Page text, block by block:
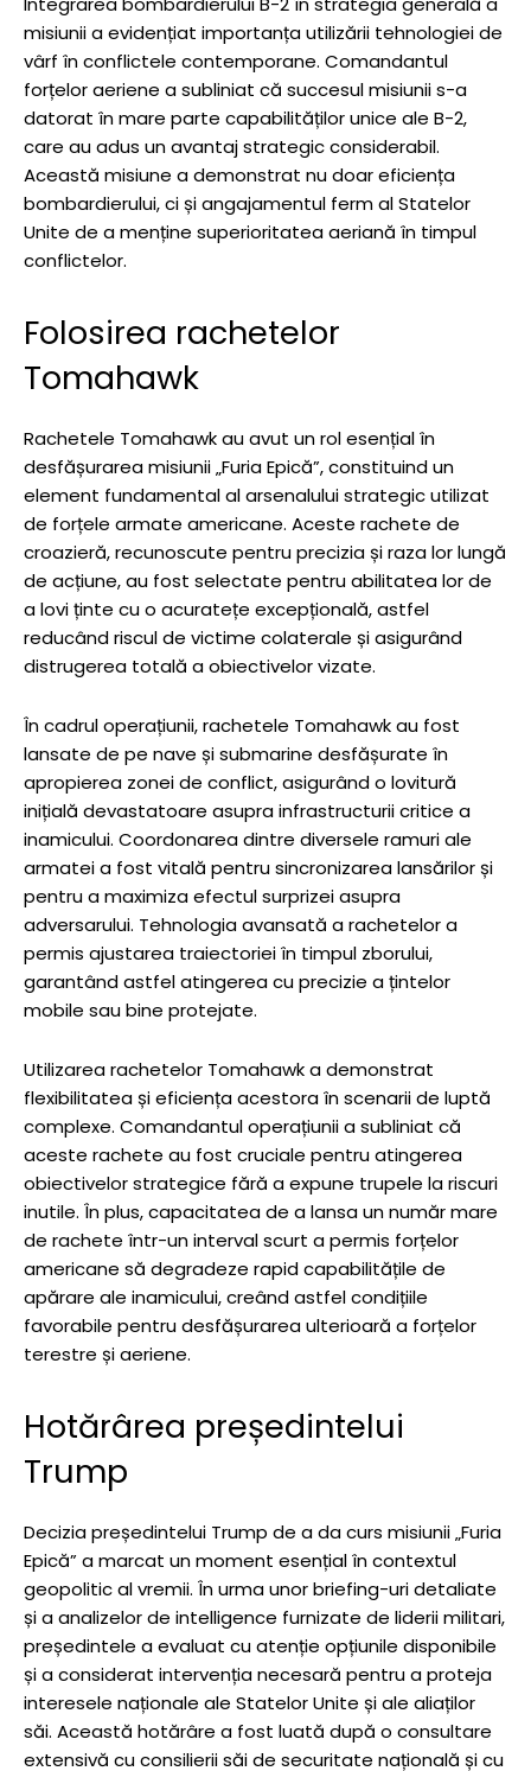
misiunii a evidențiat importanța utilizării tehnologiei de
vârf în conflictele contemporane. Comandantul
forțelor aeriene a subliniat că succesul misiunii s-a
datorat în mare parte capabilităților unice ale B-2,
care au adus un avantaj strategic considerabil.
Această misiune a demonstrat nu doar eficiența
bombardierului, ci și angajamentul ferm al Statelor
Unite de a menține superioritatea aeriană în timpul
conflictelor.
Folosirea rachetelor
Tomahawk
Rachetele Tomahawk au avut un rol esențial în
desfășurarea misiunii „Furia Epică”, constituind un
element fundamental al arsenalului strategic utilizat
de forțele armate americane. Aceste rachete de
croazieră, recunoscute pentru precizia și raza lor lungă
de acțiune, au fost selectate pentru abilitatea lor de
a lovi ținte cu o acuratețe excepțională, astfel
reducând riscul de victime colaterale și asigurând
distrugerea totală a obiectivelor vizate.
În cadrul operațiunii, rachetele Tomahawk au fost
lansate de pe nave și submarine desfășurate în
apropierea zonei de conflict, asigurând o lovitură
inițială devastatoare asupra infrastructurii critice a
inamicului. Coordonarea dintre diversele ramuri ale
armatei a fost vitală pentru sincronizarea lansărilor și
pentru a maximiza efectul surprizei asupra
adversarului. Tehnologia avansată a rachetelor a
permis ajustarea traiectoriei în timpul zborului,
garantând astfel atingerea cu precizie a țintelor
mobile sau bine protejate.
Utilizarea rachetelor Tomahawk a demonstrat
flexibilitatea și eficiența acestora în scenarii de luptă
complexe. Comandantul operațiunii a subliniat că
aceste rachete au fost cruciale pentru atingerea
obiectivelor strategice fără a expune trupele la riscuri
inutile. În plus, capacitatea de a lansa un număr mare
de rachete într-un interval scurt a permis forțelor
americane să degradeze rapid capabilitățile de
apărare ale inamicului, creând astfel condițiile
favorabile pentru desfășurarea ulterioară a forțelor
terestre și aeriene.
Hotărârea președintelui
Trump
Decizia președintelui Trump de a da curs misiunii „Furia
Epică” a marcat un moment esențial în contextul
geopolitic al vremii. În urma unor briefing-uri detaliate
și a analizelor de intelligence furnizate de liderii militari,
președintele a evaluat cu atenție opțiunile disponibile
și a considerat intervenția necesară pentru a proteja
interesele naționale ale Statelor Unite și ale aliaților
săi. Această hotărâre a fost luată după o consultare
extensivă cu consilierii săi de securitate națională și cu